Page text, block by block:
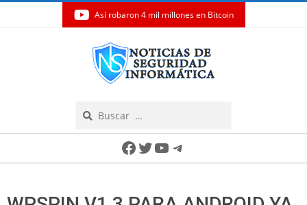
Así robaron 4 mil millones en Bitcoin
Facebook
Twitter
YouTube
Telegram